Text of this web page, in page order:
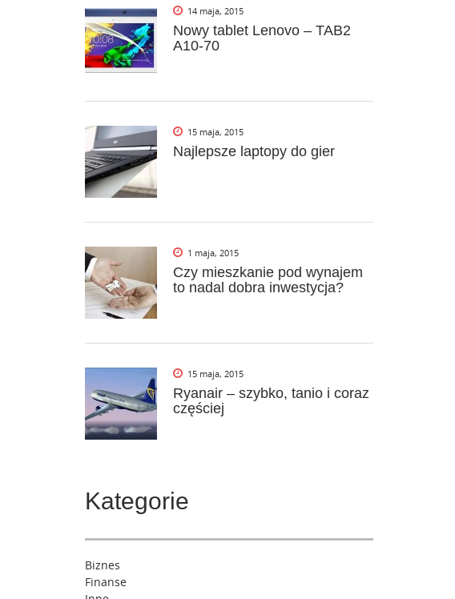
14 maja, 2015
Nowy tablet Lenovo – TAB2
A10-70
15 maja, 2015
Najlepsze laptopy do gier
1 maja, 2015
Czy mieszkanie pod wynajem
to nadal dobra inwestycja?
15 maja, 2015
Ryanair – szybko, tanio i coraz
częściej
Kategorie
Biznes
Finanse